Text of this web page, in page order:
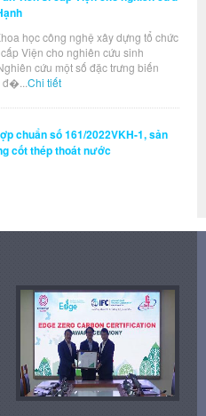
học công nghệ xây dựng tổ chức
Viện cho nghiên cứu sinh
cứu một số đặc trưng biến
Chi tiết
chuẩn số 161/2022VKH-1, sản
cốt thép thoát nước